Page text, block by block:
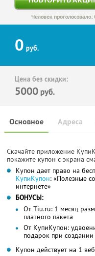
Человек проголосовало:
0 руб.
Цена без скидки:
5000 руб.
Основное Адреса
Скачайте приложение
покажите купон с экрана
Купон дает право на
КупиКупон: «Полезные
интернете»
БОНУСЫ:
От Tiu.ru: 1 месяц
платного пакета
От КупиКупон:
подарок при
Купон действует на 1